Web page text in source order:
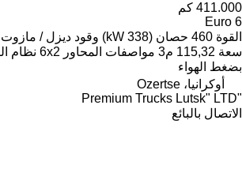
411.000 كم
Euro 6
القوة 460 حصان (338 kW) وقود ديزل / مازوت
سعة 115,32 م3 مواصفات المحاور 6x2 نظام
بضغط الهواء
أوكرانيا، Ozertse
"Premium Trucks Lutsk" LTD
الاتصال بالبائع